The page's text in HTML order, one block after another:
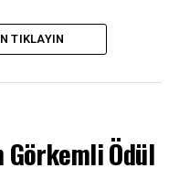
TIKLAYIN
Ödül